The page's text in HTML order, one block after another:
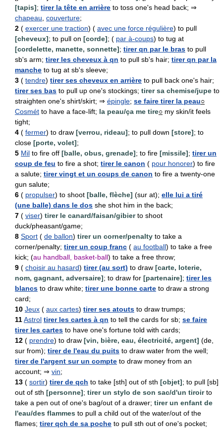
[tapis]; tirer la tête en arrière to toss one's head back; ⇒
chapeau couverture;
2 ( exercer une traction) ( avec une force régulière) to pull
[cheveux]; to pull on [corde]; ( par à-coups) to tug at
[cordelette, manette, sonnette]; tirer qn par le bras to pull
sb's arm; tirer les cheveux à qn to pull sb's hair; tirer qn par la
manche to tug at sb's sleeve;
3 ( tendre) tirer ses cheveux en arrière to pull back one's hair;
tirer ses bas to pull up one's stockings; tirer sa chemise/jupe to
straighten one's shirt/skirt; ⇒ épingle; se faire tirer la peau○
Cosmét to have a face-lift; la peau/ça me tire○ my skin/it feels
tight;
4 ( fermer) to draw [verrou, rideau]; to pull down [store]; to
close [porte, volet];
5 Mil to fire off [balle, obus, grenade]; to fire [missile]; tirer un
coup de feu to fire a shot; tirer le canon ( pour honorer) to fire
a salute; tirer vingt et un coups de canon to fire a twenty-one
gun salute;
6 ( propulser) to shoot [balle, flèche] (sur at); elle lui a tiré
(une balle) dans le dos she shot him in the back;
7 ( viser) tirer le canard/faisan/gibierto shoot
duck/pheasant/game;
8 Sport ( de ballon) tirer un corner/penalty to take a
corner/penalty; tirer un coup franc ( au football) to take a free
kick; (au handball, basket-ball) to take a free throw;
9 ( choisir au hasard) tirer (au sort) to draw [carte, loterie,
nom, gagnant, adversaire]; to draw for [partenaire]; tirer les
blancs to draw white; tirer une bonne carte to draw a strong
card;
10 Jeux ( aux cartes) tirer ses atouts to draw trumps;
11Astrol tirer les cartes à qn to tell the cards for sb; se faire
tirer les cartes to have one's fortune told with cards;
12 ( prendre) to draw [vin, bière, eau, électricité, argent] (de,
sur from); tirer de l'eau du puits to draw water from the well;
tirer de l'argent sur un compte to draw money from an
account; ⇒ vin;
13 ( sortir) tirer de qch to take [sth] out of sth [objet]; to pull [sb]
out of sth [personne]; tirer un stylo de son sac/d'un tiroirto
take a pen out of one's bag/out of a drawer; tirer un enfant de
l'eau/des flammes to pull a child out of the water/out of the
flames; tirer qch de sa poche to pull sth out of one's pocket;